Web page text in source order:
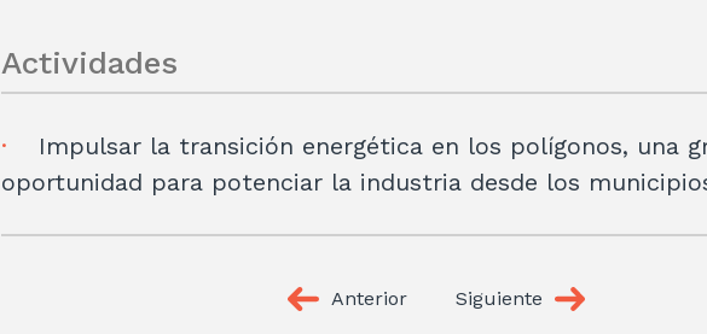
Actividades
Impulsar la transición energética en los polígonos, una
oportunidad para potenciar la industria desde los
Anterior Siguiente